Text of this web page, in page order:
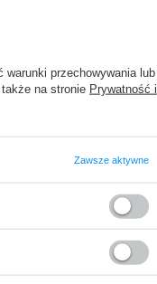
warunki przechowywania lub
na stronie Prywatność i
Zawsze aktywne